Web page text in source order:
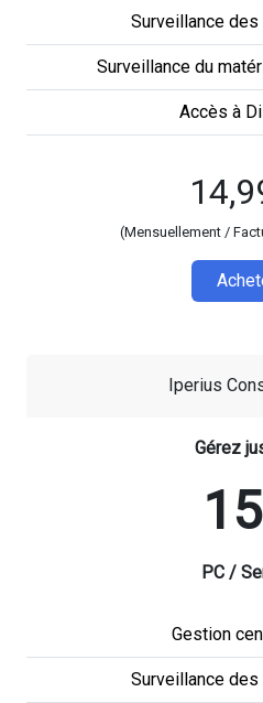
Surveillance
Surveillance du
Accès à
(Mensuellement /
Iperius
Gérez
PC /
Gestion
Surveillance